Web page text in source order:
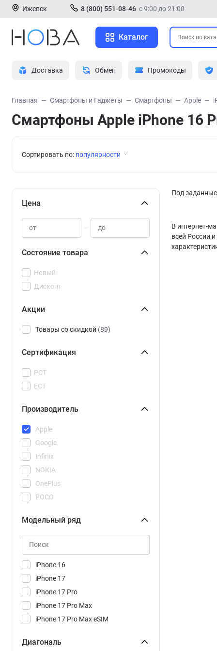
Ижевск 8 (800) 551-08-46 с 9:00 до 21:00
Каталог
Доставка Обмен Промокоды
Главная Смартфоны и Гаджеты Смартфоны Apple
Смартфоны Apple iPhone 16
Сортировать по: популярности
Цена
–
Состояние товара
Новый
Дисконт
Акции
Товары со скидкой (89)
Сертификация
РСТ
ЕСТ
Производитель
Apple
Google
Infinix
NOKIA
OnePlus
POCO
Realme
Samsung
Vivo
Xiaomi
Модельный ряд
iPhone 16
iPhone 17
iPhone 17 Pro
iPhone 17 Pro Max
iPhone 17 Pro Max eSIM
iPhone 17 eSIM
Диагональ
Под
В интернет-
всей России